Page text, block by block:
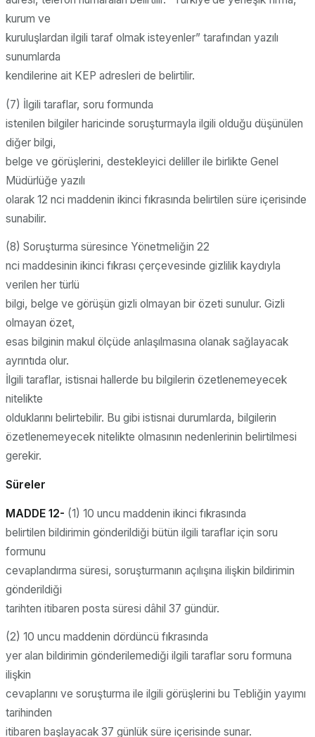
kurum ve
kuruluşlardan ilgili taraf olmak isteyenler” tarafından yazılı
sunumlarda
kendilerine ait KEP adresleri de belirtilir.
(7) İlgili taraflar, soru formunda
istenilen bilgiler haricinde soruşturmayla ilgili olduğu düşünülen
diğer bilgi,
belge ve görüşlerini, destekleyici deliller ile birlikte Genel
Müdürlüğe yazılı
olarak 12 nci maddenin ikinci fıkrasında belirtilen süre içerisinde
sunabilir.
(8) Soruşturma süresince Yönetmeliğin 22
nci maddesinin ikinci fıkrası çerçevesinde gizlilik kaydıyla
verilen her türlü
bilgi, belge ve görüşün gizli olmayan bir özeti sunulur. Gizli
olmayan özet,
esas bilginin makul ölçüde anlaşılmasına olanak sağlayacak
ayrıntıda olur.
İlgili taraflar, istisnai hallerde bu bilgilerin özetlenemeyecek
nitelikte
olduklarını belirtebilir. Bu gibi istisnai durumlarda, bilgilerin
özetlenemeyecek nitelikte olmasının nedenlerinin belirtilmesi
gerekir.
Süreler
MADDE 12- (1) 10 uncu maddenin ikinci fıkrasında
belirtilen bildirimin gönderildiği bütün ilgili taraflar için soru
formunu
cevaplandırma süresi, soruşturmanın açılışına ilişkin bildirimin
gönderildiği
tarihten itibaren posta süresi dâhil 37 gündür.
(2) 10 uncu maddenin dördüncü fıkrasında
yer alan bildirimin gönderilemediği ilgili taraflar soru formuna
ilişkin
cevaplarını ve soruşturma ile ilgili görüşlerini bu Tebliğin yayımı
tarihinden
itibaren başlayacak 37 günlük süre içerisinde sunar.